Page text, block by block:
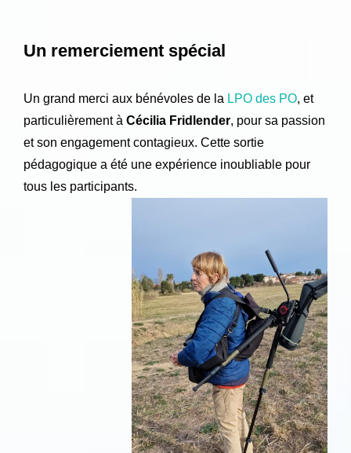
Un remerciement spécial
Un grand merci aux bénévoles de la LPO des PO, et
particulièrement à Cécilia Fridlender, pour sa passion
et son engagement contagieux. Cette sortie
pédagogique a été une expérience inoubliable pour
tous les participants.